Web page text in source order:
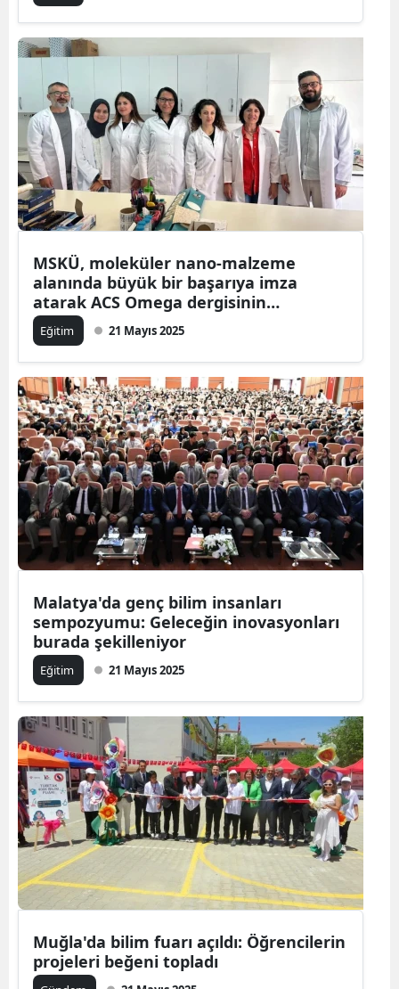
MSKÜ, moleküler nano-malzeme
alanında büyük bir başarıya imza
atarak ACS Omega dergisinin
kapağında yer aldı!
Eğitim 21 Mayıs 2025
Malatya'da genç bilim insanları
sempozyumu: Geleceğin inovasyonları
burada şekilleniyor
Eğitim 21 Mayıs 2025
Muğla'da bilim fuarı açıldı: Öğrencilerin
projeleri beğeni topladı